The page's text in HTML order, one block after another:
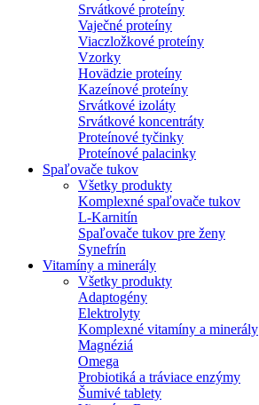
Srvátkové proteíny
Vaječné proteíny
Viaczložkové proteíny
Vzorky
Hovädzie proteíny
Kazeínové proteíny
Srvátkové izoláty
Srvátkové koncentráty
Proteínové tyčinky
Proteínové palacinky
Spaľovače tukov
Všetky produkty
Komplexné spaľovače tukov
L-Karnitín
Spaľovače tukov pre ženy
Synefrín
Vitamíny a minerály
Všetky produkty
Adaptogény
Elektrolyty
Komplexné vitamíny a minerály
Magnéziá
Omega
Probiotiká a tráviace enzýmy
Šumivé tablety